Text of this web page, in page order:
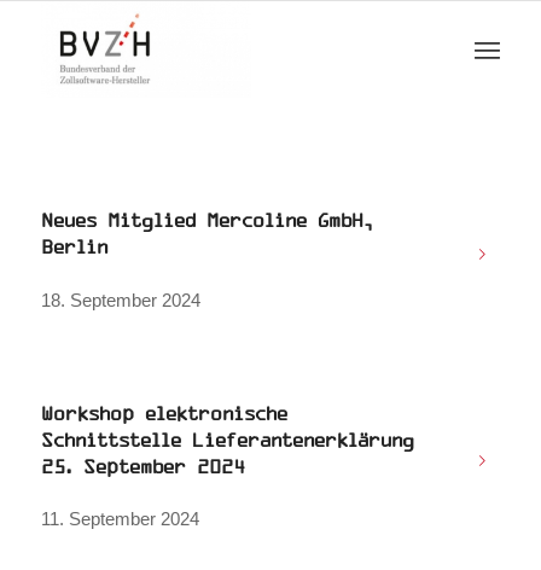
Neues Mitglied Mercoline GmbH,
Berlin
18. September 2024
Workshop elektronische
Schnittstelle Lieferantenerklärung
25. September 2024
11. September 2024